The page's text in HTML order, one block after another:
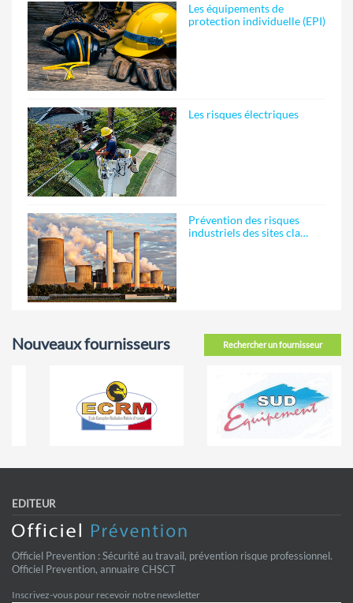
Les équipements de
protection individuelle (EPI)
Les risques électriques
Prévention des risques
industriels des sites cla…
Rechercher un fournisseur
Nouveaux fournisseurs
EDITEUR
Officiel Prevention : Sécurité au travail, prévention risque professionnel.
Officiel Prevention, annuaire CHSCT
Inscrivez-vous pour recevoir notre newsletter